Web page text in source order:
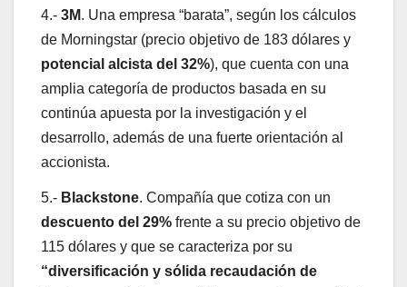
4.- 3M. Una empresa “barata”, según los cálculos
de Morningstar (precio objetivo de 183 dólares y
potencial alcista del 32%), que cuenta con una
amplia categoría de productos basada en su
continúa apuesta por la investigación y el
desarrollo, además de una fuerte orientación al
accionista.
5.- Blackstone. Compañía que cotiza con un
descuento del 29% frente a su precio objetivo de
115 dólares y que se caracteriza por su
“diversificación y sólida recaudación de